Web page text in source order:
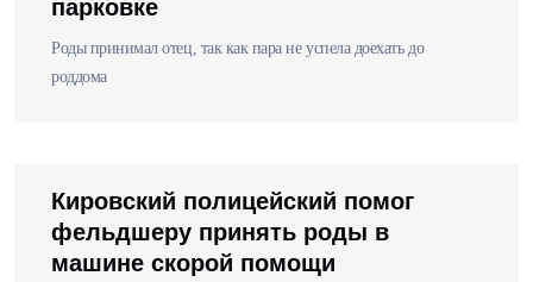
парковке
Роды принимал отец, так как пара не успела доехать до
роддома
Кировский полицейский помог
фельдшеру принять роды в
машине скорой помощи